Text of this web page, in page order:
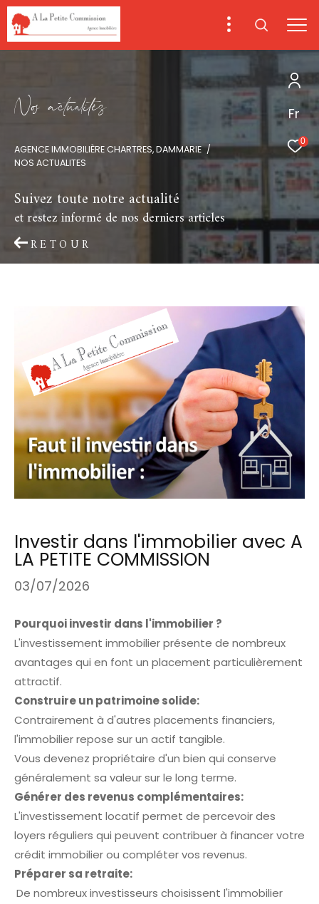
Fr
0
No actuaiés
AGENCE IMMOBILIÈRE CHARTRES, DAMMARIE
NOS ACTUALITES
Suivez toute notre actualité
et restez informé de nos derniers articles
RETOUR
Investir dans l'immobilier avec A
LA PETITE COMMISSION
03/07/2026
Pourquoi investir dans l'immobilier ?
L'investissement immobilier présente de nombreux
avantages qui en font un placement particulièrement
attractif.
Construire un patrimoine solide:
Contrairement à d'autres placements financiers,
l'immobilier repose sur un actif tangible.
Vous devenez propriétaire d'un bien qui conserve
généralement sa valeur sur le long terme.
Générer des revenus complémentaires:
L'investissement locatif permet de percevoir des
loyers réguliers qui peuvent contribuer à financer votre
crédit immobilier ou compléter vos revenus.
Préparer sa retraite:
De nombreux investisseurs choisissent l'immobilier